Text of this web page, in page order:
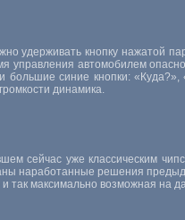
удерживать кнопку нажатой
управления автомобилем
большие синие кнопки:
динамика.
сейчас уже классическим
наработанные решения
так максимально возможная на